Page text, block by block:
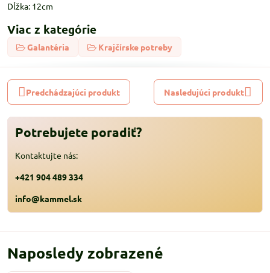
Dĺžka: 12cm
Viac z kategórie
Galantéria Krajčírske potreby
Predchádzajúci produkt Nasledujúci produkt
Potrebujete poradiť?
Kontaktujte nás:
+421 904 489 334
info@kammel.sk
Naposledy zobrazené